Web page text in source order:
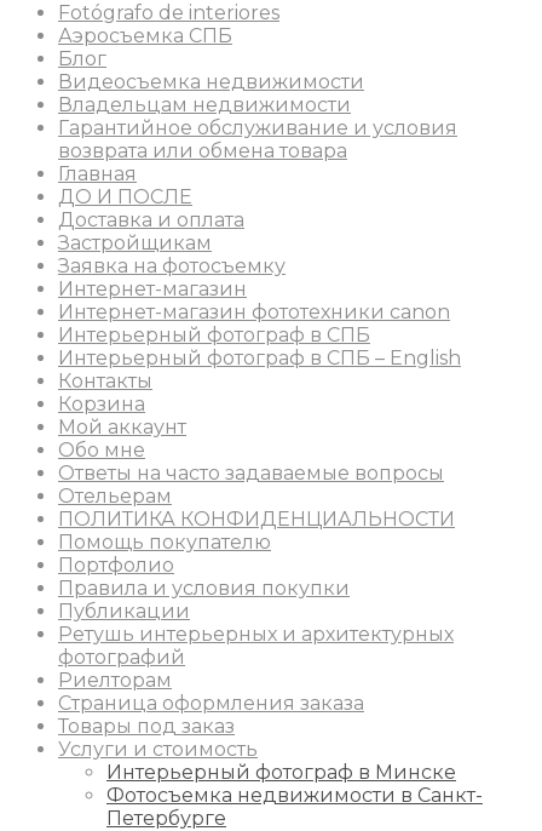
Fotógrafo de interiores
Аэросъемка СПБ
Блог
Видеосъемка недвижимости
Владельцам недвижимости
Гарантийное обслуживание и условия
возврата или обмена товара
Главная
ДО И ПОСЛЕ
Доставка и оплата
Застройщикам
Заявка на фотосъемку
Интернет-магазин
Интернет-магазин фототехники canon
Интерьерный фотограф в СПБ
Интерьерный фотограф в СПБ – English
Контакты
Корзина
Мой аккаунт
Обо мне
Ответы на часто задаваемые вопросы
Отельерам
ПОЛИТИКА КОНФИДЕНЦИАЛЬНОСТИ
Помощь покупателю
Портфолио
Правила и условия покупки
Публикации
Ретушь интерьерных и архитектурных
фотографий
Риелторам
Страница оформления заказа
Товары под заказ
Услуги и стоимость
Интерьерный фотограф в Минске
Фотосъемка недвижимости в Санкт-
Петербурге